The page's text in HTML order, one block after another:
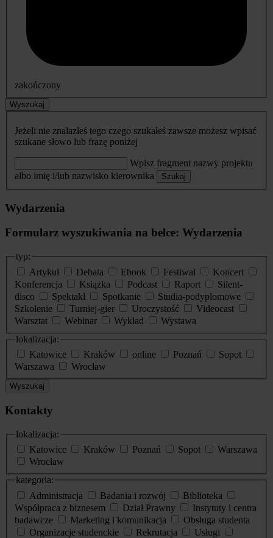
zakończony
Wyszukaj
Jeżeli nie znalazłeś tego czego szukałeś zawsze możesz wpisać
szukane słowo lub frazę poniżej
Wpisz fragment nazwy projektu
albo imię i/lub nazwisko kierownika
Szukaj
Wydarzenia
Formularz wyszukiwania na belce: Wydarzenia
typ:
Artykuł
Debata Ebook Festiwal
Koncert
Konferencja
Książka Podcast Raport
Silent-
disco
Spektakl Spotkanie
Studia-podyplomowe
Szkolenie
Turniej-gier Uroczystość
Videocast
Warsztat
Webinar Wykład
Wystawa
lokalizacja:
Katowice
Kraków online Poznań
Sopot
Warszawa
Wrocław
Wyszukaj
Kontakty
lokalizacja:
Katowice
Kraków Poznań Sopot
Warszawa
Wrocław
kategoria:
Administracja
Badania i rozwój
Biblioteka
Współpraca z biznesem
Dział Prawny
Instytuty i centra
badawcze
Marketing i komunikacja
Obsługa studenta
Organizacje studenckie
Rekrutacja
Usługi